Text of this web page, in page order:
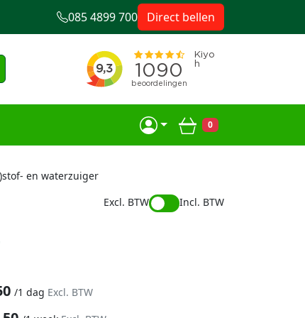
Winkelwagen
0
085 4899 700 Direct bellen
en waterzuiger
Excl. BTW
Incl. BTW
/1 dag Excl. BTW